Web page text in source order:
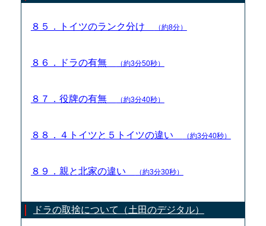
８５．トイツのランク分け （約8分）
８６．ドラの有無 （約3分50秒）
８７．役牌の有無 （約3分40秒）
８８．４トイツと５トイツの違い （約3分40秒）
８９．親と北家の違い （約3分30秒）
ドラの取捨について（土田のデジタル）